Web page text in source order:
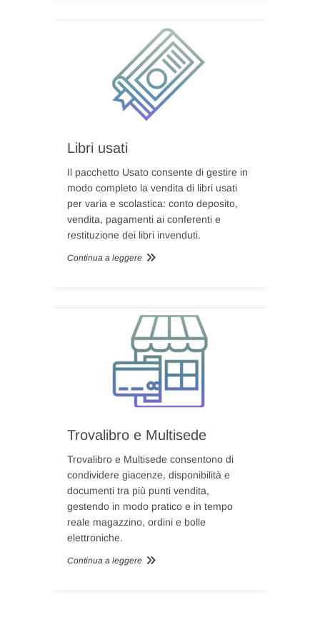
Libri usati
Il pacchetto Usato consente di gestire in
modo completo la vendita di libri usati
per varia e scolastica: conto deposito,
vendita, pagamenti ai conferenti e
restituzione dei libri invenduti.
Continua a leggere
Trovalibro e Multisede
Trovalibro e Multisede consentono di
condividere giacenze, disponibilità e
documenti tra più punti vendita,
gestendo in modo pratico e in tempo
reale magazzino, ordini e bolle
elettroniche.
Continua a leggere